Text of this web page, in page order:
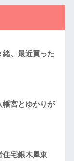
緒、最近買った
幡宮とゆかりが
住宅銀木犀東